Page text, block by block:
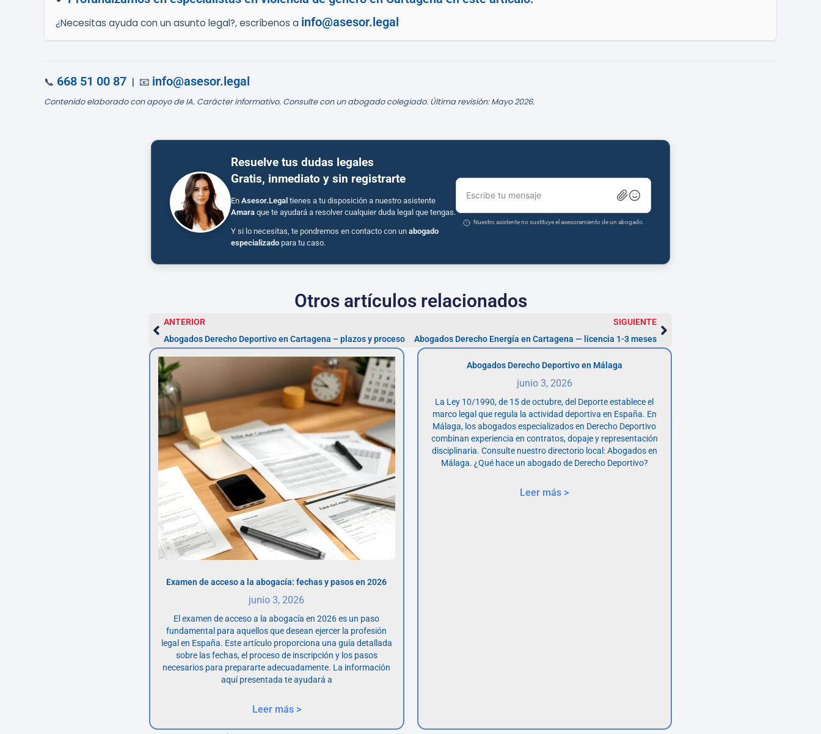
¿Necesitas ayuda con un asunto legal?, escríbenos a info@asesor.legal
📞 668 51 00 87 | 📧 info@asesor.legal
Contenido elaborado con apoyo de IA. Carácter informativo. Consulte con un abogado colegiado. Última revisión: Mayo 2026.
Resuelve tus dudas legales
Gratis, inmediato y sin registrarte
En Asesor.Legal tienes a tu disposición a nuestro asistente
Amara que te ayudará a resolver cualquier duda legal que tengas.
Y si lo necesitas, te pondremos en contacto con un abogado
especializado para tu caso.
Escribe tu mensaje
Nuestro asistente no sustituye el asesoramiento de un abogado.
Otros artículos relacionados
ANTERIOR
Abogados Derecho Deportivo en Cartagena – plazos y proceso
SIGUIENTE
Abogados Derecho Energía en Cartagena — licencia 1-3 meses
Examen de acceso a la abogacía: fechas y pasos en 2026
junio 3, 2026
El examen de acceso a la abogacía en 2026 es un paso
fundamental para aquellos que desean ejercer la profesión
legal en España. Este artículo proporciona una guía detallada
sobre las fechas, el proceso de inscripción y los pasos
necesarios para prepararte adecuadamente. La información
aquí presentada te ayudará a
Leer más >
Abogados Derecho Deportivo en Málaga
junio 3, 2026
La Ley 10/1990, de 15 de octubre, del Deporte establece el
marco legal que regula la actividad deportiva en España. En
Málaga, los abogados especializados en Derecho Deportivo
combinan experiencia en contratos, dopaje y representación
disciplinaria. Consulte nuestro directorio local: Abogados en
Málaga. ¿Qué hace un abogado de Derecho Deportivo?
Leer más >